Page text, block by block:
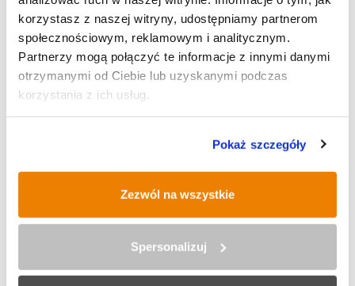
korzystasz z naszej witryny, udostępniamy partnerom
społecznościowym, reklamowym i analitycznym.
Partnerzy mogą połączyć te informacje z innymi danymi
otrzymanymi od Ciebie lub uzyskanymi podczas
korzystania z ich usług.
Pokaż szczegóły
Zezwól na wszystkie
Spersonalizuj
SPORT
IX Rudzki Półmaraton Industrialny